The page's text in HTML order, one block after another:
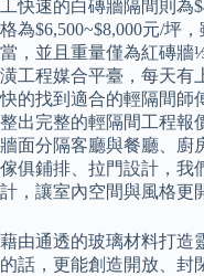
工快速的白磚牆隔間則為
格為$6,500~$8,000元/坪
當，並且重量僅為紅磚牆
潢工程媒合平臺，每天有
快的找到適合的輕隔間師
整出完整的輕隔間工程報
牆面分隔客廳與餐廳、廚
傢俱鋪排、拉門設計，我
計，讓室內空間與風格更
藉由通透的玻璃材料打造
的話，更能創造開放、封